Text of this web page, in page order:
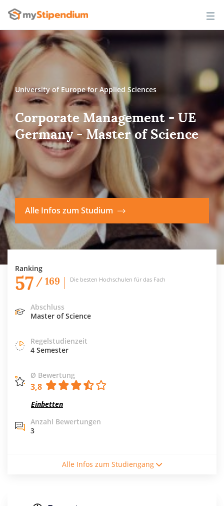
University of Europe for Applied Sciences
Corporate Management - UE
Germany - Master of Science
Alle Infos zum Studium
Ranking
57 / 169 Die besten Hochschulen für das Fach
Abschluss
Master of Science
Regelstudienzeit
4 Semester
Ø Bewertung
3,8
Einbetten
Anzahl Bewertungen
3
Alle Infos zum Studiengang